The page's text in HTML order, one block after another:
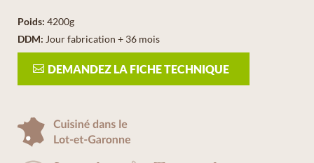
Poids: 4200g
DDM: Jour fabrication + 36 mois
DEMANDEZ LA FICHE TECHNIQUE